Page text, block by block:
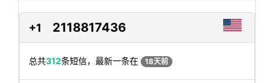
+1 2118817436
总共312条短信，最新一条在 18天前